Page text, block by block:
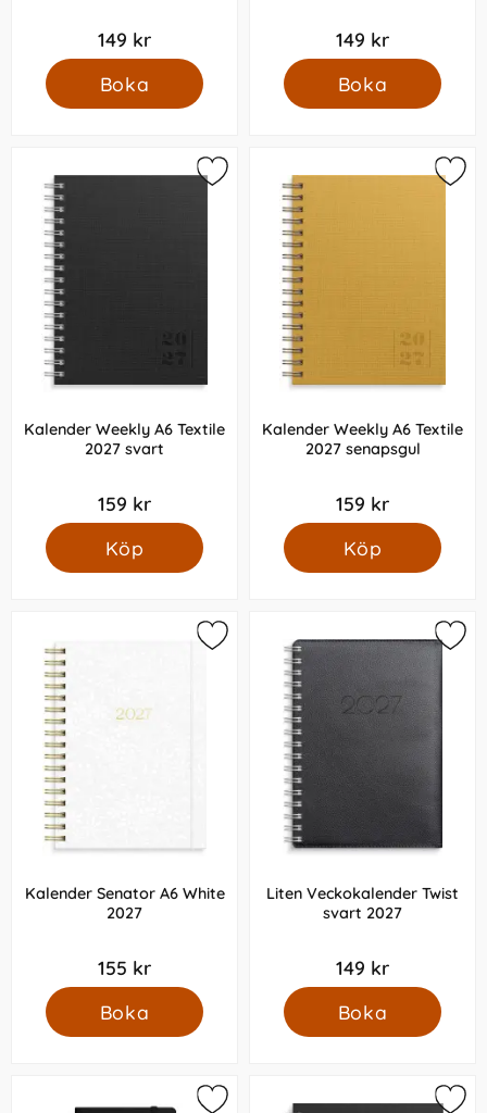
149 kr
Boka
149 kr
Boka
Kalender Weekly A6 Textile
2027 svart
159 kr
Köp
Kalender Weekly A6 Textile
2027 senapsgul
159 kr
Köp
Kalender Senator A6 White
2027
155 kr
Boka
Liten Veckokalender Twist
svart 2027
149 kr
Boka